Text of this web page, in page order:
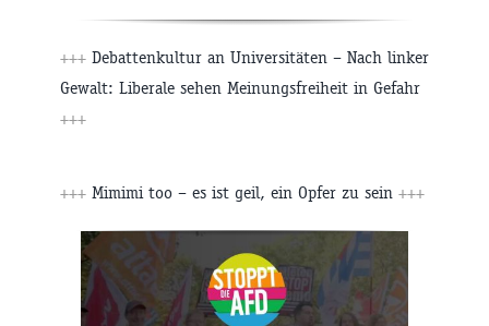
+++ Debattenkultur an Universitäten – Nach linker
Gewalt: Liberale sehen Meinungsfreiheit in Gefahr
+++
+++ Mimimi too – es ist geil, ein Opfer zu sein +++